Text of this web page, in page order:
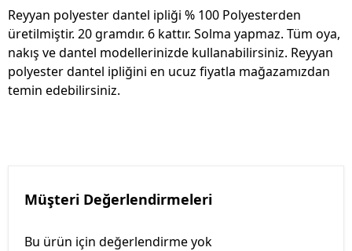
Reyyan polyester dantel ipliği % 100 Polyesterden
üretilmiştir. 20 gramdır. 6 kattır. Solma yapmaz. Tüm oya,
nakış ve dantel modellerinizde kullanabilirsiniz. Reyyan
polyester dantel ipliğini en ucuz fiyatla mağazamızdan
temin edebilirsiniz.
Müşteri Değerlendirmeleri
Bu ürün için değerlendirme yok